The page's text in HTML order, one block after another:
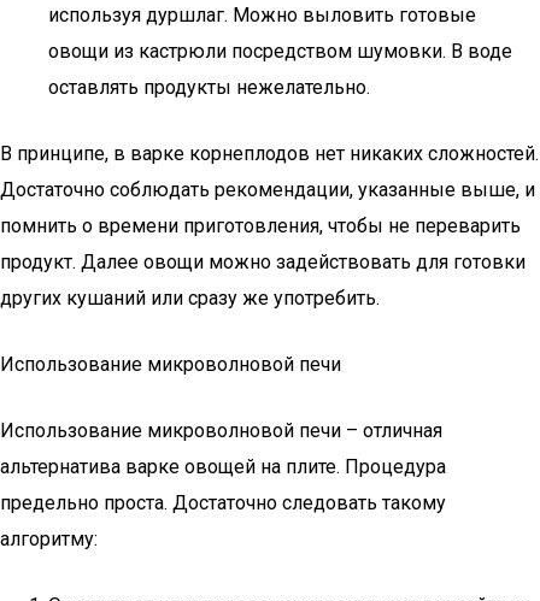
используя дуршлаг. Можно выловить готовые
овощи из кастрюли посредством шумовки. В воде
оставлять продукты нежелательно.
В принципе, в варке корнеплодов нет никаких сложностей.
Достаточно соблюдать рекомендации, указанные выше, и
помнить о времени приготовления, чтобы не переварить
продукт. Далее овощи можно задействовать для готовки
других кушаний или сразу же употребить.
Использование микроволновой печи
Использование микроволновой печи – отличная
альтернатива варке овощей на плите. Процедура
предельно проста. Достаточно следовать такому
алгоритму: